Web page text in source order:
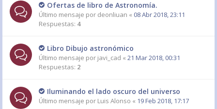
Ofertas de libro de Astronomía.
Último mensaje por deonliuan « 08 Abr 2018, 23:11
Respuestas: 4
Libro Dibujo astronómico
Último mensaje por javi_cad « 21 Mar 2018, 00:31
Respuestas: 2
Iluminando el lado oscuro del universo
Último mensaje por Luis Alonso « 19 Feb 2018, 17:17